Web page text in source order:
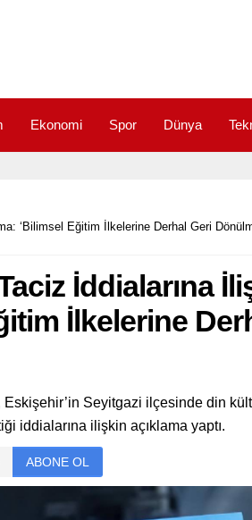
Ekonomi Spor Dünya
‘Bilimsel Eğitim İlkelerine Derhal Geri
İddialarına
İlkelerine
Seyitgazi ilçesinde din
iddialarına ilişkin açıklama yaptı.
ABONE OL